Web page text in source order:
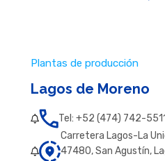
Plantas de producción
Lagos de Moreno
Tel: +52 (474) 742-5511
Carretera Lagos-La
47480, San Agustín,